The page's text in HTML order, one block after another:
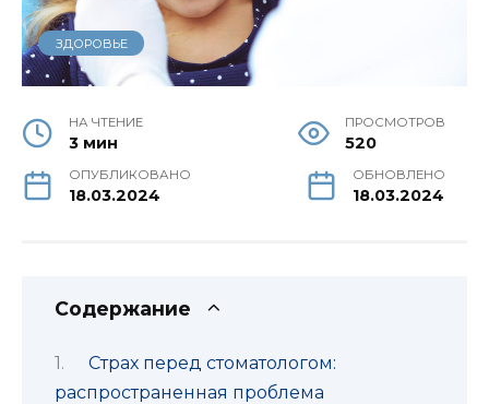
ЗДОРОВЬЕ
НА ЧТЕНИЕ
3 мин
ПРОСМОТРОВ
520
ОПУБЛИКОВАНО
18.03.2024
ОБНОВЛЕНО
18.03.2024
Содержание
Страх перед стоматологом:
распространенная проблема